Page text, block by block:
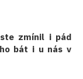
zmínil i pád
bát i u nás v